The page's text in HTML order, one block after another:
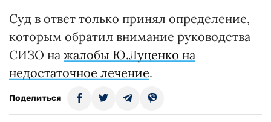
Суд в ответ только принял определение,
которым обратил внимание руководства
СИЗО на жалобы Ю.Луценко на
недостаточное лечение.
Поделиться